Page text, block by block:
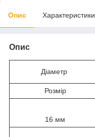
Опис Характеристики
Опис
Діаметр
Розмір
16 мм